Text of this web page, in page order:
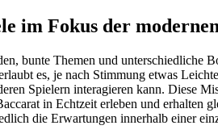
im Fokus der
bunte Themen und unterschiedliche
es, je nach Stimmung etwas
Spielern interagieren kann. Diese
in Echtzeit erleben und
die Erwartungen innerhalb einer